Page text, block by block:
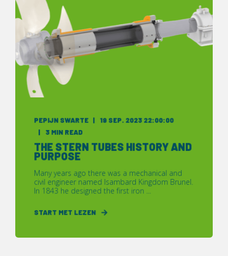
PEPIJN SWARTE
19 SEP. 2023 22:00:00
3 MIN READ
THE STERN TUBES HISTORY AND
PURPOSE
Many years ago there was a mechanical and
civil engineer named Isambard Kingdom Brunel.
In 1843 he designed the first iron ...
START MET LEZEN